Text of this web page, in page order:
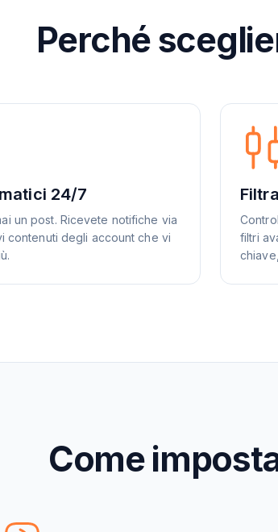
Perché
24/7
un post. Ricevete notifiche via
contenuti degli account che vi
filtri
Come